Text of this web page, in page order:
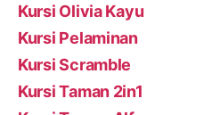
Kursi Olivia Kayu
Kursi Pelaminan
Kursi Scramble
Kursi Taman 2in1